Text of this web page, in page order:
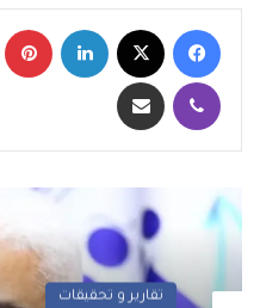
فيسبوك لينكدإن
ڤايبر مشاركة عبر البريد
تقارير و تحقيقات